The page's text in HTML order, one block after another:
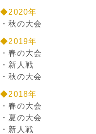
◆2020年
・秋の大会
◆2019年
・春の大会
・ 新人戦
・秋の大会
◆2018年
・春の大会
・ 夏の大会
・ 新人戦